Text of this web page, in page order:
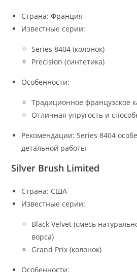
Страна: Франция
Известные серии:
Series 8404 (колонок)
Precision (синтетика)
Особенности:
Традиционное французское
Отличная упругость и
Рекомендации: Series 8404
детальной работы
Silver Brush Limited
Страна: США
Известные серии:
Black Velvet (смесь
ворса)
Grand Prix (колонок)
Особенности: